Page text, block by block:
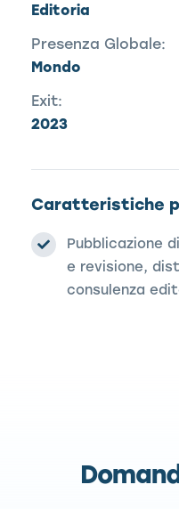
Editoria
Presenza Globale:
Mondo
Exit:
2023
Caratteristiche
Pubblicazione
e revisione,
consulenza